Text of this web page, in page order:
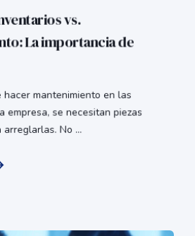
vs.
La importancia de
hacer mantenimiento en las
empresa, se necesitan piezas
No ...